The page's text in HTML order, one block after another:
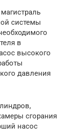
системы
в
высокого
давления
сгорания
насос